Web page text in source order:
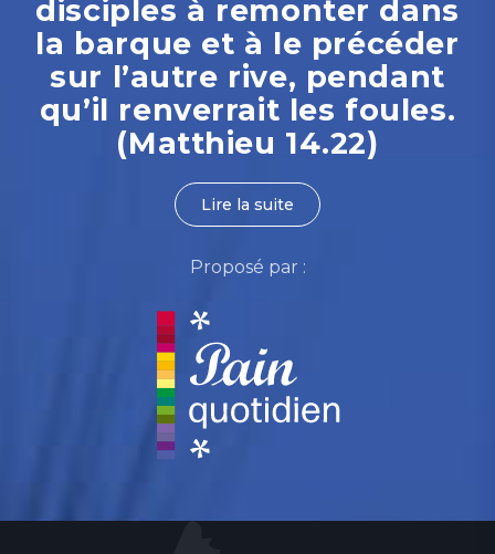
disciples à remonter dans
la barque et à le précéder
sur l’autre rive, pendant
qu’il renverrait les foules.
(Matthieu 14.22)
Lire la suite
Proposé par :